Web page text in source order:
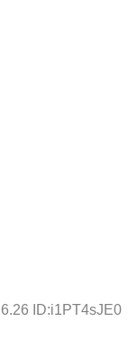
ID:i1PT4sJE0